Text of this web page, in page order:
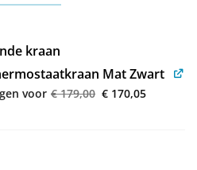
kraan
Mat Zwart
voor €179,00 Oorspronkelijke
prijs
€ 170,05Huidige